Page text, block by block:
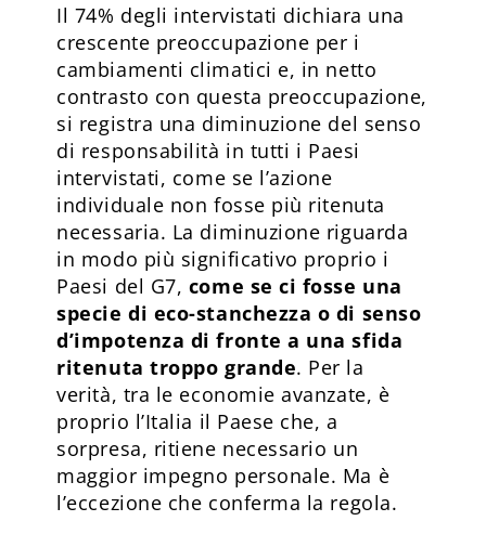
Il 74% degli intervistati dichiara una
crescente preoccupazione per i
cambiamenti climatici e, in netto
contrasto con questa preoccupazione,
si registra una diminuzione del senso
di responsabilità in tutti i Paesi
intervistati, come se l’azione
individuale non fosse più ritenuta
necessaria. La diminuzione riguarda
in modo più significativo proprio i
Paesi del G7, come se ci fosse una
specie di eco-stanchezza o di senso
d’impotenza di fronte a una sfida
ritenuta troppo grande. Per la
verità, tra le economie avanzate, è
proprio l’Italia il Paese che, a
sorpresa, ritiene necessario un
maggior impegno personale. Ma è
l’eccezione che conferma la regola.